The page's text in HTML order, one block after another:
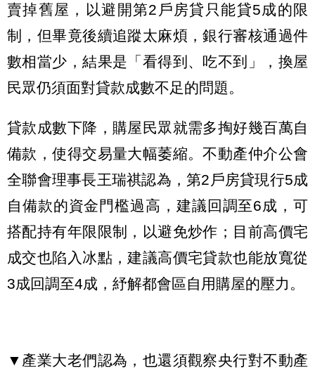
賣掉舊屋，以避開第2戶房貸只能貸5成的限
制，但畢竟後續追蹤太麻煩，銀行審核通過件
數相當少，結果是「看得到、吃不到」，換屋
民眾仍須面對貸款成數不足的問題。
貸款成數下降，購屋民眾就需多掏好幾百萬自
備款，使得交易量大幅萎縮。不動產仲介公會
全聯會理事長王瑞祺認為，第2戶房貸現行5成
自備款的資金門檻過高，建議回調至6成，可
搭配持有年限限制，以避免炒作；目前高價宅
成交也陷入冰點，建議高價宅貸款也能放寬從
3成回調至4成，紓解都會區自用購屋的壓力。
▼產業大老們認為，也還須觀察央行對不動產